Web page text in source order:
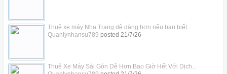
Thuê xe máy Nha Trang dễ dàng hơn nếu bạn biết...
Quanlynhansu789 posted 21/7/26
Thuê Xe Máy Sài Gòn Dễ Hơn Bao Giờ Hết Với Dịch...